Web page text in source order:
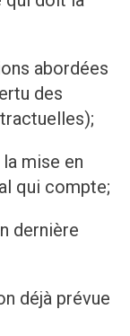
abordées
des
mise en
qui compte;
dernière
déjà prévue